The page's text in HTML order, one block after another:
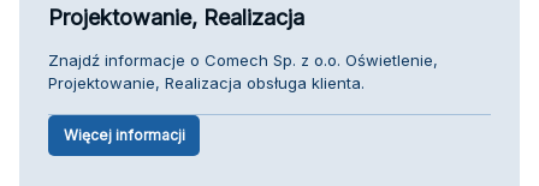
Projektowanie, Realizacja
Znajdź informacje o Comech Sp. z o.o. Oświetlenie,
Projektowanie, Realizacja obsługa klienta.
Więcej informacji